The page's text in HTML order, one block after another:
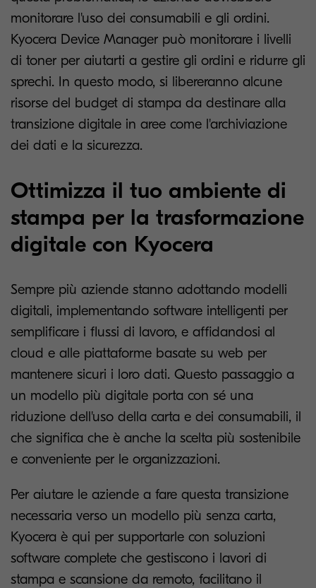
monitorare l'uso dei consumabili e gli ordini.
Kyocera Device Manager può monitorare i livelli
di toner per aiutarti a gestire gli ordini e ridurre gli
sprechi. In questo modo, si libereranno alcune
risorse del budget di stampa da destinare alla
transizione digitale in aree come l'archiviazione
dei dati e la sicurezza.
Ottimizza il tuo ambiente di
stampa per la trasformazione
digitale con Kyocera
Sempre più aziende stanno adottando modelli
digitali, implementando software intelligenti per
semplificare i flussi di lavoro, e affidandosi al
cloud e alle piattaforme basate su web per
mantenere sicuri i loro dati. Questo passaggio a
un modello più digitale porta con sé una
riduzione dell'uso della carta e dei consumabili, il
che significa che è anche la scelta più sostenibile
e conveniente per le organizzazioni.
Per aiutare le aziende a fare questa transizione
necessaria verso un modello più senza carta,
Kyocera è qui per supportarle con soluzioni
software complete che gestiscono i lavori di
stampa e scansione da remoto, facilitano il